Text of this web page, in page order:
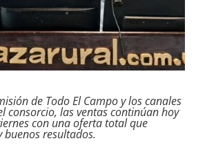
de Todo El Campo y los canales
consorcio, las ventas continúan hoy
con una oferta total que
resultados.